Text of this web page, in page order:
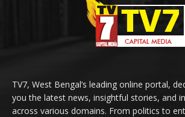
TV7, West Bengal’s leading online portal,
you the latest news, insightful stories, and
across various domains. From politics to